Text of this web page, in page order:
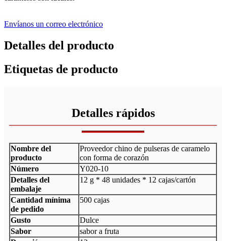
Envíanos un correo electrónico
Detalles del producto
Etiquetas de producto
Detalles rápidos
Nombre del
producto
Proveedor chino de pulseras de caramelo
con forma de corazón
Número
Y020-10
Detalles del
embalaje
12 g * 48 unidades * 12 cajas/cartón
Cantidad mínima
de pedido
500 cajas
Gusto
Dulce
Sabor
sabor a fruta